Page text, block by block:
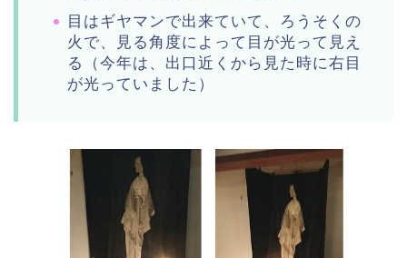
目はギヤマンで出来ていて、ろうそくの
火で、見る角度によって目が光って見え
る（今年は、出口近くから見た時に右目
が光っていました）